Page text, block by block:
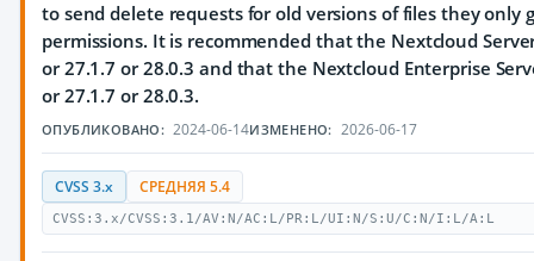
to send delete requests for old versions of files they only
permissions. It is recommended that the Nextcloud
or 27.1.7 or 28.0.3 and that the Nextcloud Enterprise
or 27.1.7 or 28.0.3.
ОПУБЛИКОВАНО: 2024-06-14ИЗМЕНЕНО: 2026-06-17
CVSS 3.x СРЕДНЯЯ 5.4
CVSS:3.x/CVSS:3.1/AV:N/AC:L/PR:L/UI:N/S:U/C:N/I:L/A:L